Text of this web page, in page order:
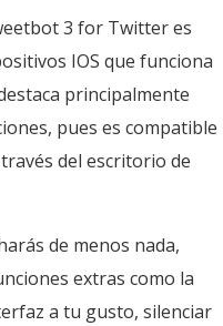
3 for Twitter es
IOS que funciona
principalmente
pues es compatible
del escritorio de
de menos nada,
extras como la
a tu gusto, silenciar